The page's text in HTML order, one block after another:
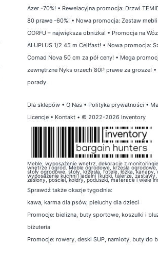
Azer -70%! • Rewelacyjna promocja: Drzwi
80 prawe -60%! • Nowa promocja: Zestaw
CORFU – największa obniżka! • Promocja na
ALUPLUS 1/2 45 m Cellfast! • Nowa promocja:
Comad Nova 50 cm za pół ceny! • Mega
zewnętrzne Nyks orzech 80P prawe za grosze! •
porady
Dla sklepów • O Nas • Polityka prywatności •
Licencje • Kontakt • © 2022-2026 Inventory
Meble, wyposażenie wnętrz, dekoracje z
wnętrze i ogród. Meble ogrodowe, krzesła
stoły ogrodowe, stoły, krzesła, fotele, łóżka,
wyposażenie kuchni i jadalni (kubki, talerze,
zasłony, pościel, kołdry, poduszki, materace i wiele
Sprawdź także okazje tygodnia:
kawa, karma dla psów, pieluchy dla dzieci
Promocje: bielizna, buty sportowe, koszulki i
biżuteria
Promocje: rowery, deski SUP, namioty, buty do